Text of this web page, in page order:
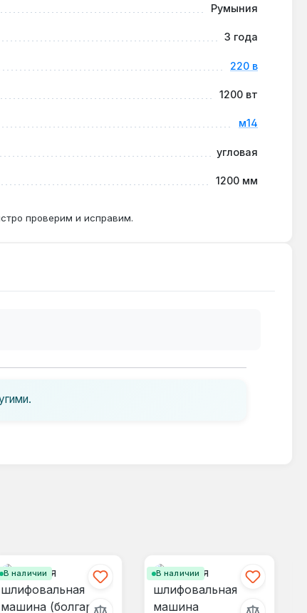
Румыния
3 года
220 в
1200 вт
м14
угловая
1200 мм
проверим и исправим.
В наличии В наличии